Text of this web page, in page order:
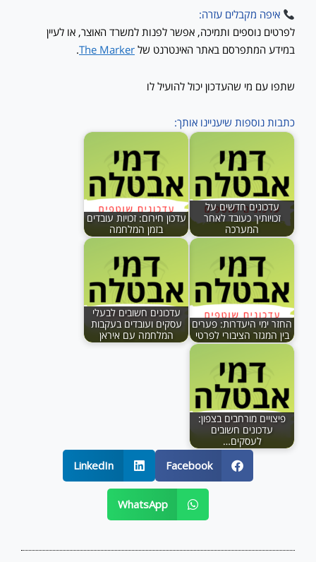
איפה מקבלים עזרה:
לפרטים נוספים ותמיכה, אפשר לפנות למשרד האוצר, או לעיין
במידע המתפרסם באתר האינטרנט של The Marker
.
שתפו עם מי שהעדכון יכול להועיל לו
כתבות נוספות שיעניינו אותך:
עדכונים חדשים על
זכויותיך כעובד לאחר
המערכה
עדכון חירום: זכויות עובדים
בזמן המלחמה
החזר ימי היעדרות: פערים
בין המגזר הציבורי לפרטי
עדכונים חשובים לבעלי
עסקים ועובדים בעקבות
המלחמה עם איראן
פיצויים מורחבים בצפון:
עדכונים חשובים
לעסקים…
Facebook
LinkedIn
WhatsApp